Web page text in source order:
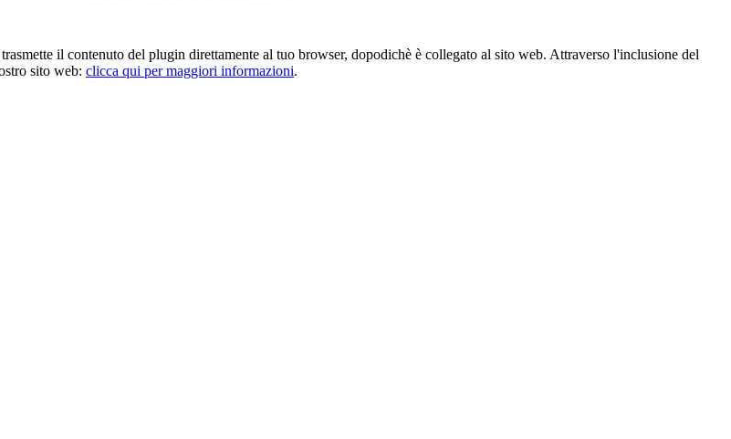
il contenuto del plugin direttamente al tuo browser, dopodichè è collegato al sito web. Attraverso l'inclusione del
sito web: clicca qui per maggiori informazioni.